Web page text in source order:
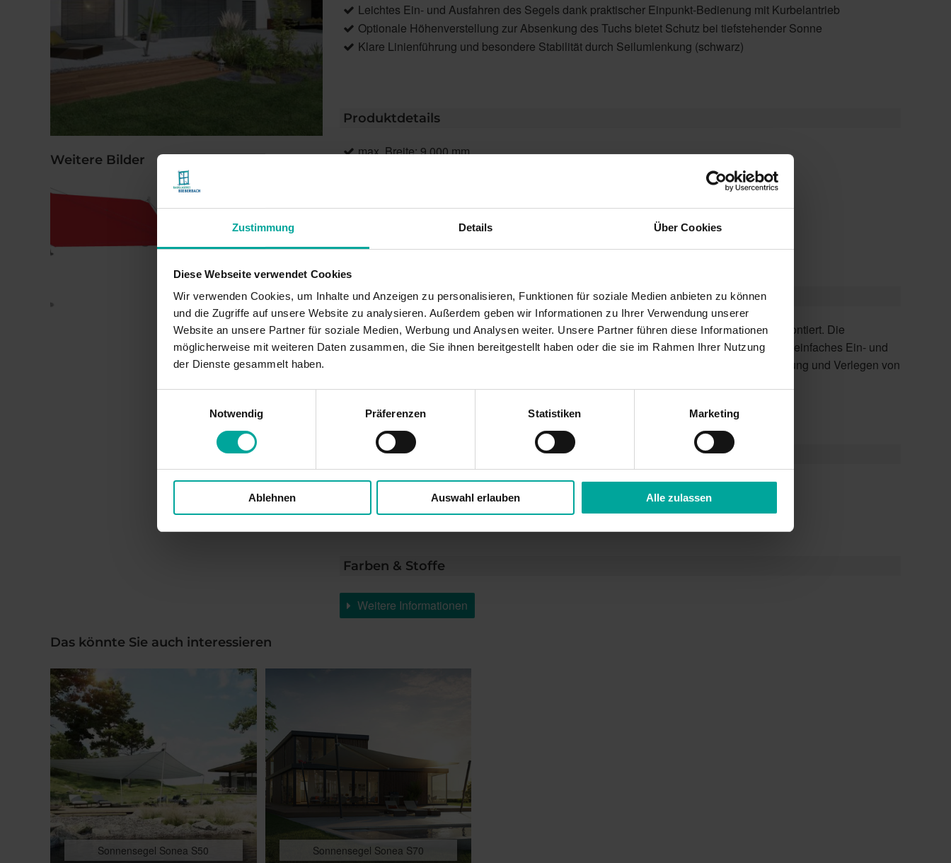
Zustimmung Details Über Cookies
Diese Webseite verwendet Cookies
Wir verwenden Cookies, um Inhalte und Anzeigen zu personalisieren, Funktionen für soziale Medien anbieten zu können
und die Zugriffe auf unsere Website zu analysieren. Außerdem geben wir Informationen zu Ihrer Verwendung unserer
Website an unsere Partner für soziale Medien, Werbung und Analysen weiter. Unsere Partner führen diese Informationen
möglicherweise mit weiteren Daten zusammen, die Sie ihnen bereitgestellt haben oder die sie im Rahmen Ihrer Nutzung
der Dienste gesammelt haben.
Notwendig
Präferenzen Statistiken Marketing
Ablehnen Auswahl erlauben Alle zulassen
Leichtes Ein- und Ausfahren des Segels dank praktischer Einpunkt-Bedienung mit Kurbelantrieb
Optionale Höhenverstellung zur Absenkung des Tuchs bietet Schutz bei tiefstehender Sonne
Klare Linienführung und besondere Stabilität durch Seilumlenkung (schwarz)
Produktdetails
max. Breite: 9.000 mm
Farbe: Pulverbeschichtet gem. WAREMA Farbwelt optional Pfosten in Edelstahl
Markisentuch: Acryl-Uni
Produktbeschreibung
Gönnen Sie sich Urlaub in Ihrem Garten. Unser
leichtes Sonnensegel begeistert durch die
freistehend oder an der Wand montiert. Die
Kurbelbedienung ermöglicht ein einfaches Ein- und
Brillante Extras
Farben & Stoffe
Weitere Informationen
Weitere Bilder
Das könnte Sie auch interessieren
Sonnensegel Sonea S50 Sonnensegel Sonea S70